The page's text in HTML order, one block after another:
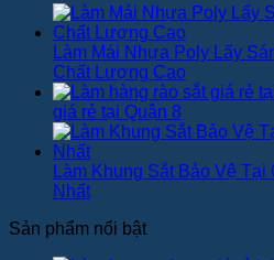
Làm Mái Nhựa Poly Lấy
Chất Lượng Cao
giá rẻ tại Quận 8
Làm Khung Sắt Bảo Vệ
Nhất
Sản phẩm nổi bật